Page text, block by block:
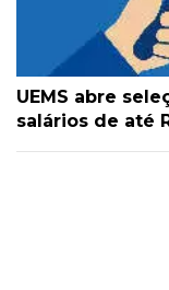
UEMS abre
salários de até